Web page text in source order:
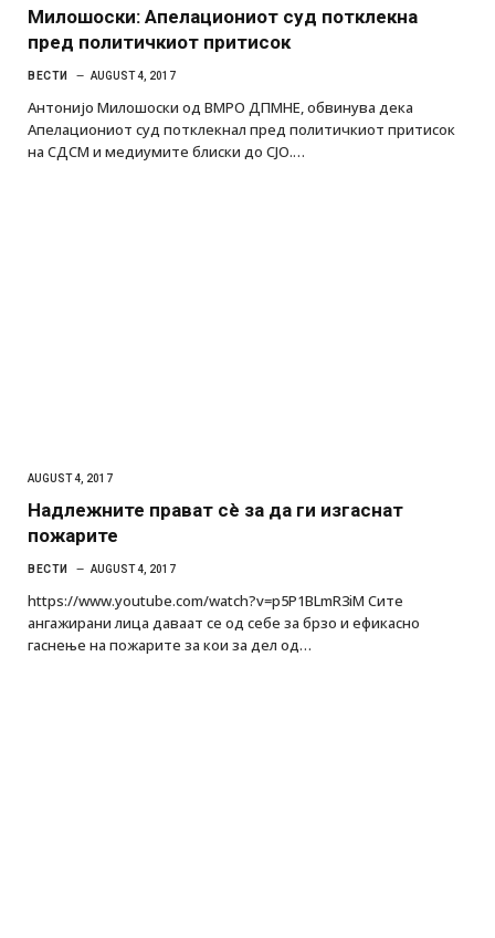
Милошоски: Апелациониот суд потклекна
пред политичкиот притисок
ВЕСТИ AUGUST 4, 2017
Антонијо Милошоски од ВМРО ДПМНЕ, обвинува дека
Апелациониот суд потклекнал пред политичкиот притисок
на СДСМ и медиумите блиски до СЈО.…
AUGUST 4, 2017
Надлежните прават сè за да ги изгаснат
пожарите
ВЕСТИ AUGUST 4, 2017
https://www.youtube.com/watch?v=p5P1BLmR3iM Сите
ангажирани лица даваат се од себе за брзо и ефикасно
гаснење на пожарите за кои за дел од…